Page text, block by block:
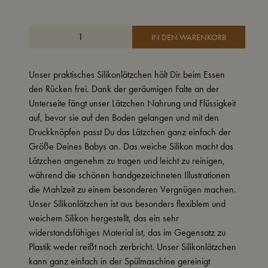
IN DEN WARENKORB
Unser praktisches Silikonlätzchen hält Dir beim Essen
den Rücken frei. Dank der geräumigen Falte an der
Unterseite fängt unser Lätzchen Nahrung und Flüssigkeit
auf, bevor sie auf den Boden gelangen und mit den
Druckknöpfen passt Du das Lätzchen ganz einfach der
Größe Deines Babys an. Das weiche Silikon macht das
Lätzchen angenehm zu tragen und leicht zu reinigen,
während die schönen handgezeichneten Illustrationen
die Mahlzeit zu einem besonderen Vergnügen machen.
Unser Silikonlätzchen ist aus besonders flexiblem und
weichem Silikon hergestellt, das ein sehr
widerstandsfähiges Material ist, das im Gegensatz zu
Plastik weder reißt noch zerbricht. Unser Silikonlätzchen
kann ganz einfach in der Spülmaschine gereinigt